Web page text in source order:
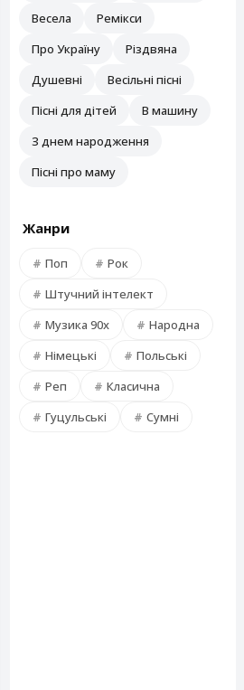
Весела
Ремікси
Про Україну
Різдвяна
Душевні
Весільні пісні
Пісні для дітей
В машину
З днем народження
Пісні про маму
Жанри
Поп
Рок
Штучний інтелект
Музика 90х
Народна
Німецькі
Польські
Реп
Класична
Гуцульські
Сумні